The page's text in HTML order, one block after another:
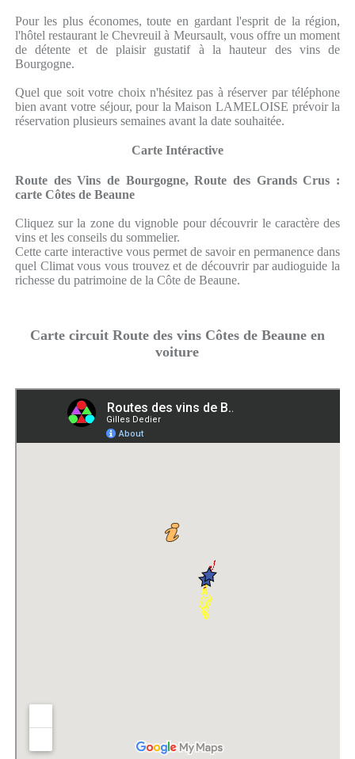
Pour les plus économes, toute en gardant l'esprit de la région,
l'hôtel restaurant le Chevreuil à Meursault, vous offre un moment
de détente et de plaisir gustatif à la hauteur des vins de
Bourgogne.
Quel que soit votre choix n'hésitez pas à réserver par téléphone
bien avant votre séjour, pour la Maison LAMELOISE prévoir la
réservation plusieurs semaines avant la date souhaitée.
Carte Intéractive
Route des Vins de Bourgogne, Route des Grands Crus :
carte Côtes de Beaune
Cliquez sur la zone du vignoble pour découvrir le caractère des
vins et les conseils du sommelier.
Cette carte interactive vous permet de savoir en permanence dans
quel Climat vous vous trouvez et de découvrir par audioguide la
richesse du patrimoine de la Côte de Beaune.
Carte circuit Route des vins Côtes de Beaune en
voiture